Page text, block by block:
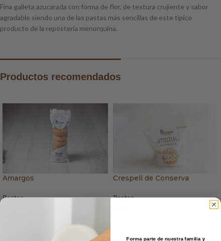
Fina galleta azucarada con forma de flor, de textura crujiente y sabor
agradable siendo una de las pastas más sencillas de este típico
producto de la repostería menorquina.
Productos recomendados
Amargos
Pastas
Crespell de Conserva
Pastas
Forma parte de nuestra familia y